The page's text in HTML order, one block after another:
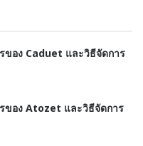
ของ Caduet และวิธีจัดการ
ของ Atozet และวิธีจัดการ